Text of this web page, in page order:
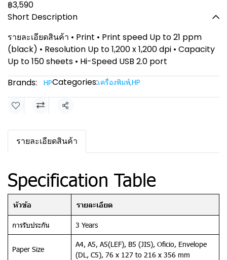
฿3,590
Short Description
รายละเอียดสินค้า • Print • Print speed Up to 21 ppm
(black) • Resolution Up to 1,200 x 1,200 dpi • Capacity
Up to 150 sheets • Hi-Speed USB 2.0 port
Brands:
HPCategories:เครื่องพิมพ์,HP
Share
รายละเอียดสินค้า
Specification Table
หัวข้อ รายละเอียด
การรับประกัน 3 Years
Paper Size
A4, A5, A5(LEF), B5 (JIS), Oficio, Envelope
(DL, C5), 76 x 127 to 216 x 356 mm